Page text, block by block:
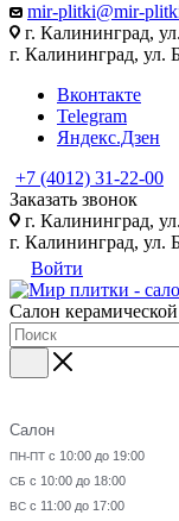
mir-plitki@mir-
г. Калининград,
г. Калининград, ул.
Вконтакте
Telegram
Яндекс.Дзен
+7 (4012) 31-22-00
Заказать звонок
г. Калининград,
г. Калининград, ул.
Войти
Салон
Салон
ПН-ПТ с 10:00 до 19:00
СБ с 10:00 до 18:00
ВС с 11:00 до 17:00